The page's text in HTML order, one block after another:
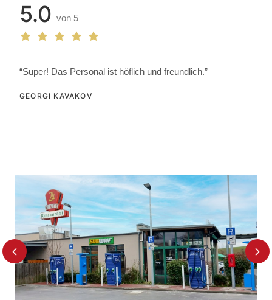
5.0 von 5
“Super! Das Personal ist höflich und freundlich.”
GEORGI KAVAKOV